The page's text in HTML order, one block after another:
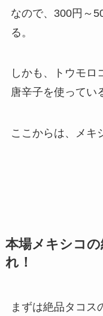
なので、300円～
る。
しかも、トウモロ
唐辛子を使ってい
ここからは、メキ
本場メキシコ
れ！
まずは絶品タコス